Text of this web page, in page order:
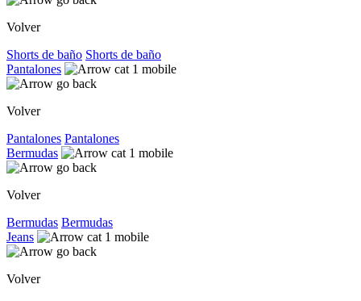
Volver
Shorts de baño Shorts de baño
Pantalones
Volver
Pantalones Pantalones
Bermudas
Volver
Bermudas Bermudas
Jeans
Volver